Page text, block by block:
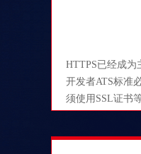
HTTPS已经成
开发者ATS标准
须使用SSL证书等